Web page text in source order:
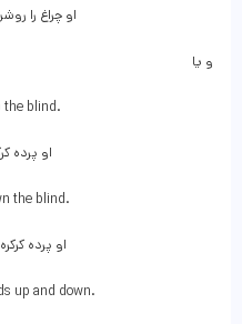
او چراغ را
و یا
the blind.
او پرده
the blind.
او پرده
up and down.